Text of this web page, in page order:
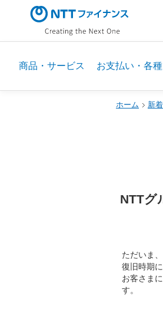
商品・サービス お支払い・各
ホーム 新
NTTグ
ただいま
復旧時期
お客さま
す。